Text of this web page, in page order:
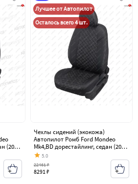
(2007-
Лучшее от Автопилот
Осталось всего 4 шт.
Чехлы сидений (экокожа)
Автопилот Ромб Ford Mondeo
Mk4,BD дорестайлинг, седан (2007-
2010)
5.0
8291 ₽
22461 ₽